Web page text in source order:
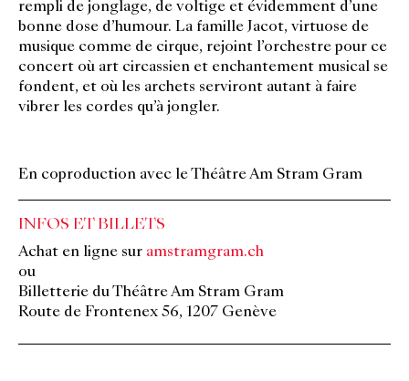
rempli de jonglage, de voltige et évidemment d’une
bonne dose d’humour. La famille Jacot, virtuose de
musique comme de cirque, rejoint l’orchestre pour ce
concert où art circassien et enchantement musical se
fondent, et où les archets serviront autant à faire
vibrer les cordes qu’à jongler.
En coproduction avec le Théâtre Am Stram Gram
INFOS ET BILLETS
Achat en ligne sur amstramgram.ch
ou
Billetterie du Théâtre Am Stram Gram
Route de Frontenex 56, 1207 Genève